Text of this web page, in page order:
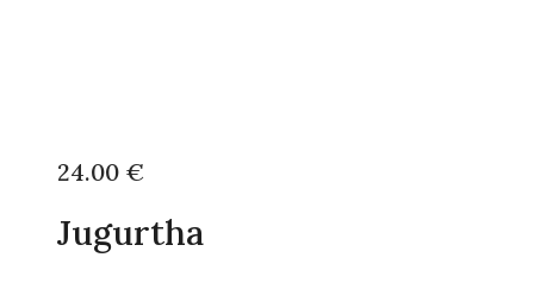
24.00 €
Jugurtha